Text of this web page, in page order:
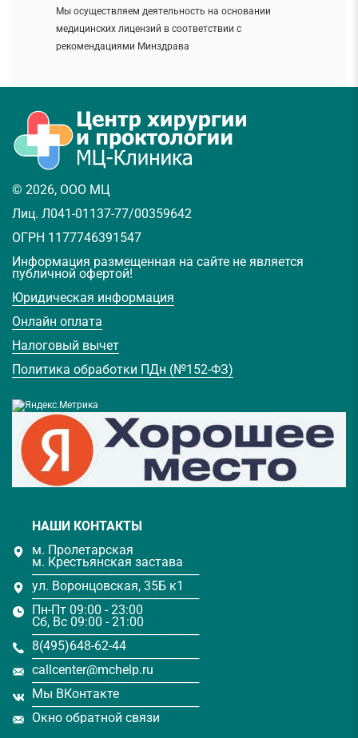
Мы осуществляем деятельность на основании
медицинских лицензий в соответствии с
рекомендациями Минздрава
© 2026, ООО МЦ
Лиц. Л041-01137-77/00359642
ОГРН 1177746391547
Информация размещенная на сайте не является
публичной офертой!
Юридическая информация
Онлайн оплата
Налоговый вычет
Политика обработки ПДн (№152-ФЗ)
НАШИ КОНТАКТЫ
м. Пролетарская
м. Крестьянская застава
───────────────────
ул. Воронцовская, 35Б к1
───────────────────
Пн-Пт 09:00 - 23:00
Сб, Вс 09:00 - 21:00
───────────────────
8(495)648-62-44
───────────────────
callcenter@mchelp.ru
───────────────────
Мы ВКонтакте
───────────────────
Окно обратной связи